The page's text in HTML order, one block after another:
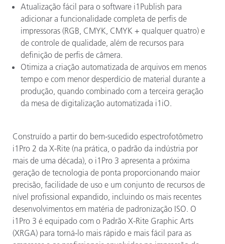
Atualização fácil para o software i1Publish para
adicionar a funcionalidade completa de perfis de
impressoras (RGB, CMYK, CMYK + qualquer quatro) e
de controle de qualidade, além de recursos para
definição de perfis de câmera.
Otimiza a criação automatizada de arquivos em menos
tempo e com menor desperdício de material durante a
produção, quando combinado com a terceira geração
da mesa de digitalização automatizada i1iO.
Construído a partir do bem-sucedido espectrofotômetro
i1Pro 2 da X-Rite (na prática, o padrão da indústria por
mais de uma década), o i1Pro 3 apresenta a próxima
geração de tecnologia de ponta proporcionando maior
precisão, facilidade de uso e um conjunto de recursos de
nível profissional expandido, incluindo os mais recentes
desenvolvimentos em matéria de padronização ISO. O
i1Pro 3 é equipado com o Padrão X-Rite Graphic Arts
(XRGA) para torná-lo mais rápido e mais fácil para as